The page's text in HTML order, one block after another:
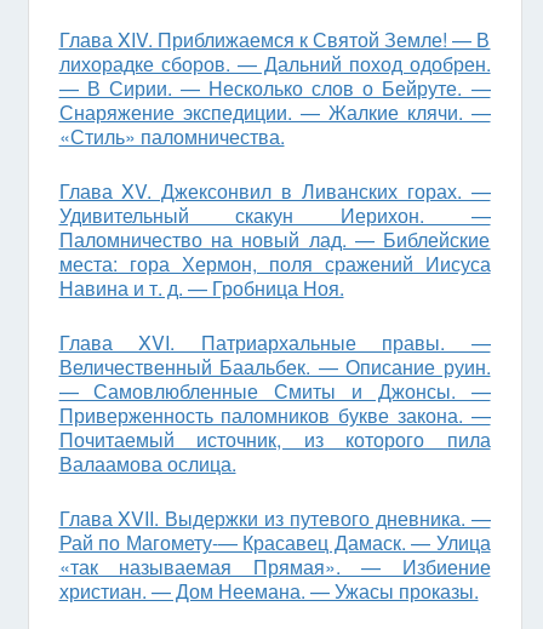
Глава XIV. Приближаемся к Святой Земле! — В
лихорадке сборов. — Дальний поход одобрен.
— В Сирии. — Несколько слов о Бейруте. —
Снаряжение экспедиции. — Жалкие клячи. —
«Стиль» паломничества.
Глава XV. Джексонвил в Ливанских горах. —
Удивительный скакун Иери­хон. —
Паломничество на новый лад. — Библейские
места: гора Хермон, поля сражений Иисуса
Навина и т. д. — Гробница Ноя.
Глава XVI. Патриархальные правы. —
Величественный Баальбек. — Описание руин.
— Самовлюбленные Смиты и Джонсы. —
Приверженность паломников букве закона. —
Почитаемый источник, из которого пила
Валаамова ослица.
Глава XVII. Выдержки из путевого дневника. —
Рай по Магомету-— Красавец Дамаск. — Улица
«так называемая Прямая». — Избиение
христиан. — Дом Неемана. — Ужасы проказы.